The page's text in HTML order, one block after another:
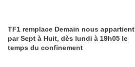
TF1 remplace Demain nous appartient
par Sept à Huit, dès lundi à 19h05 le
temps du confinement